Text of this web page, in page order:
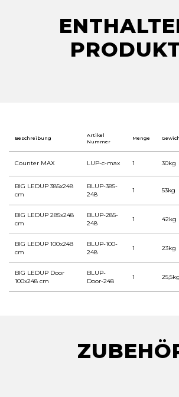
Beschreibung
Artikel
Nummer
Menge
Counter MAX LUP-c-max 1 30kg
BIG LEDUP 385x248
cm
BLUP-385-
248
1 53kg
BIG LEDUP 285x248
cm
BLUP-285-
248
1 42kg
BIG LEDUP 100x248
cm
BLUP-100-
248
1 23kg
BIG LEDUP Door
100x248 cm
BLUP-
Door-248
1 25,5kg